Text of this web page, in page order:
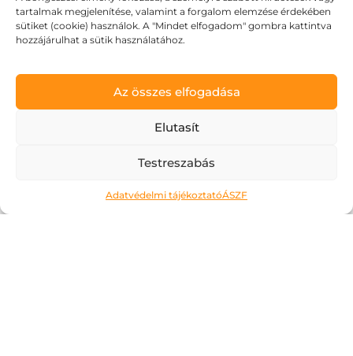
tartalmak megjelenítése, valamint a forgalom elemzése érdekében
sütiket (cookie) használok. A "Mindet elfogadom" gombra kattintva
hozzájárulhat a sütik használatához.
Az összes elfogadása
Elutasít
Testreszabás
Adatvédelmi tájékoztatóÁSZF
akár...